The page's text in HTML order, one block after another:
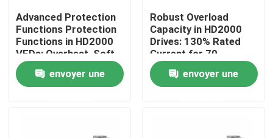
Nous contacter
Nouvelles
Advanced Protection
Functions Protection
Functions in HD2000
VFDs: Overheat, Soft-
Start, and IGBT Safety
envoyer une
Robust Overload
Capacity in HD2000
Drives: 130% Rated
Current for 70
Seconds
envoyer une